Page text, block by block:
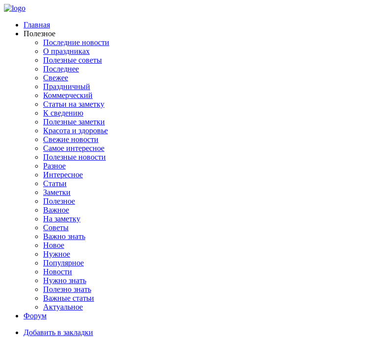
Главная
Полезное
Последние новости
О праздниках
Полезные советы
Последнее
Свежее
Праздничный
Коммерческий
Статьи на заметку
К сведению
Полезные заметки
Красота и здоровье
Свежие новости
Самое интересное
Полезные новости
Разное
Интересное
Статьи
Заметки
Полезное
Важное
На заметку
Советы
Важно знать
Новое
Нужное
Популярное
Новости
Нужно знать
Полезно знать
Важные статьи
Актуальное
Форум
Добавить в закладки